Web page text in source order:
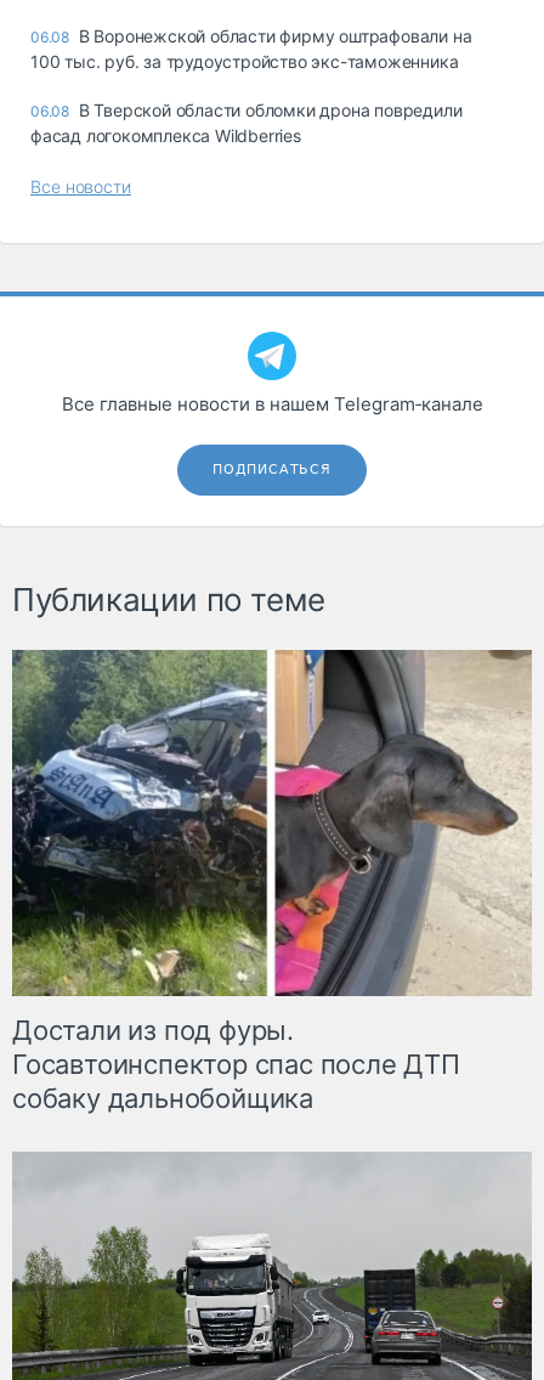
06.08 В Воронежской области фирму оштрафовали на
100 тыс. руб. за трудоустройство экс-таможенника
06.08 В Тверской области обломки дрона повредили
фасад логокомплекса Wildberries
Все новости
Все главные новости в нашем Telegram‑канале
ПОДПИСАТЬСЯ
Публикации по теме
Достали из под фуры.
Госавтоинспектор спас после ДТП
собаку дальнобойщика